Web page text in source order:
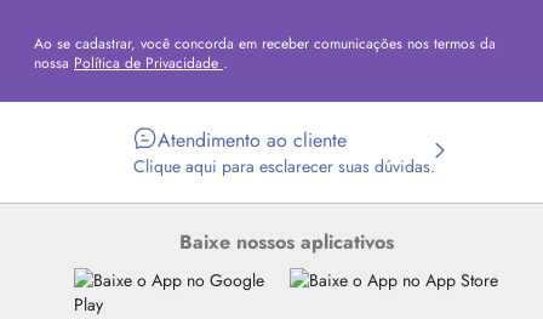
Ao se cadastrar, você concorda em receber comunicações nos termos da
nossa Política de Privacidade .
Atendimento ao cliente
Clique aqui para esclarecer suas dúvidas.
Baixe nossos aplicativos